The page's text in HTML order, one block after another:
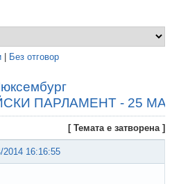
Без отговор
ПАРЛАМЕНТ - 25
[ Темата е затворена ]
2014 16:16:55